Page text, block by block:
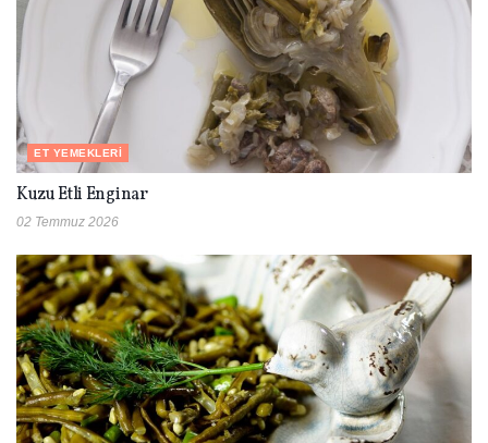
ET YEMEKLERI
Kuzu Etli Enginar
02 Temmuz 2026